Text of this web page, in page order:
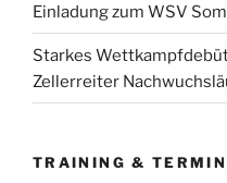
Einladung zum WSV
Starkes
Zellerreiter
TRAINING &